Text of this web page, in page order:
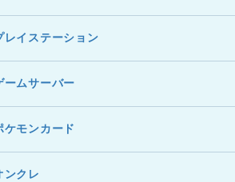
レイステーション
ームサーバー
ケモンカード
ンクレ